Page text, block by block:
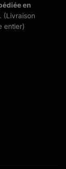
en
. (Livraison
entier)